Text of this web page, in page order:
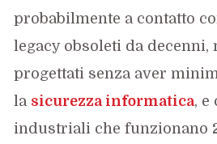
probabilmente a contatto
legacy obsoleti da decenni,
progettati senza aver
la sicurezza informatica, e
industriali che funzionano